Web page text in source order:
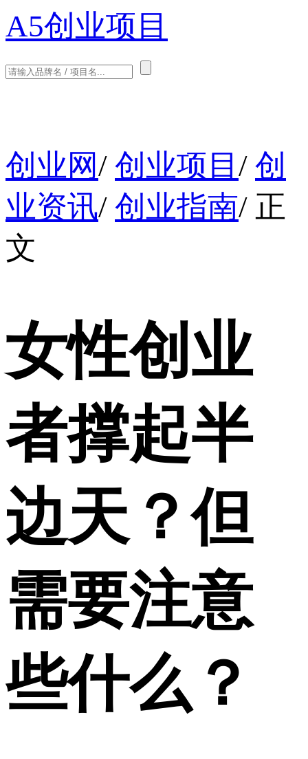
A5创业项目
创业网/ 创业项目 / 创
业资讯/ 创业指南/ 正
文
女性创业
者撑起半
边天？但
需要注意
些什么？